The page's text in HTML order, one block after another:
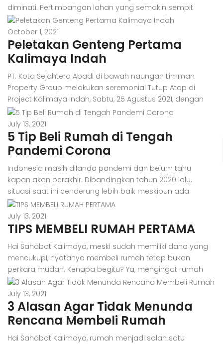
diminati. Pertimbangan lahan yang semakin sempit
menjadi salah satu penyebabnya. Di samping itu, harga
tanah yang kian hari kian melambung juga turut
membuat banyak orang memilih desain rumah minimalis
dua lantai sebagai tempat tinggalnya. Nah, jika kamu
sedang mempertimbangkan untuk memilih […]
October 1, 2021
Peletakan Genteng Pertama
Kalimaya Indah
PT. Kota Sejahtera Abadi di bawah naungan Limman
Property Group melakukan seremonial Tutup Atap di
Project Kalimaya Indah, Sabtu, 25 Agustus 2021, dengan
tetap mengikuti protokol kesehatan dimasa pandemi.
Seremonial Tutup Atap ditandai dengan peletakkan
genteng pertama oleh Enrico Fabianto, Direktur Utama PT.
Kota Sejahtera Abadi. Kalimaya Indah merupakan salah
satu project dari Limman Property […]
July 13, 2021
5 Tip Beli Rumah di Tengah
Pandemi Corona
Indonesia masih dilanda pandemi dan belum tahu
kapan akan berakhir. Dibandingkan tahun 2020 lalu,
situasi saat ini cenderung lebih baik meskipun ada
sejumlah tantangan baru. Di era adaptasi kebiasaan
baru, masyarakat bisa bekerja seperti biasa baik format
work to office maupun work from home. Roda
meskipun masih ada kebijakan […]
July 13, 2021
TIPS MEMBELI RUMAH PERTAMA
Hai Sahabat Kalimaya, meski sudah memiliki dana yang
mencukupi, nyatanya membeli rumah tetap bukan
perkara mudah. Kenapa begitu? Ya, mengingat rumah
adalah pengeluaran yang besar dan juga aset investasi
jangka panjang, kita nggak bisa sembarangan, dan
harus jeli dalam mempertimbangkan segala sesuatunya
secara matang. Awalnya memang akan ‘ribet’ dan
menyita waktu dalam menyusun perencanaan untuk […]
July 13, 2021
3 Alasan Agar Tidak Menunda
Rencana Membeli Rumah
Hai Sahabat Kalimaya, rumah menjadi salah satu